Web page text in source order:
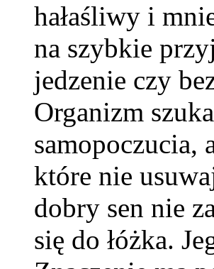
hałaśliwy i
na szybkie
jedzenie czy
Organizm
samopoczucia,
które nie
dobry sen nie
się do łóżka.